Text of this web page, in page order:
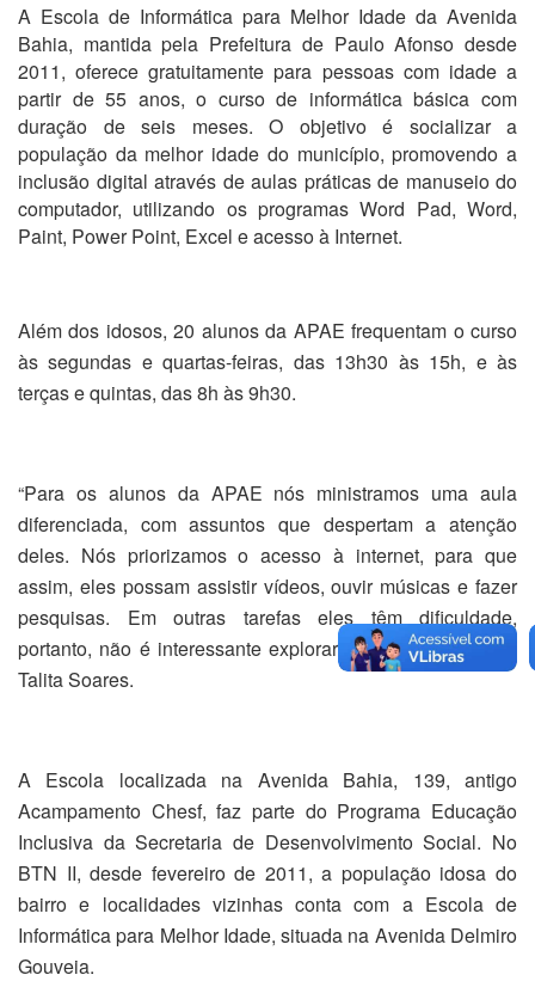
A Escola de Informática para Melhor Idade da Avenida
Bahia, mantida pela Prefeitura de Paulo Afonso desde
2011, oferece gratuitamente para pessoas com idade a
partir de 55 anos, o curso de informática básica com
duração de seis meses. O objetivo é socializar a
população da melhor idade do município, promovendo a
inclusão digital através de aulas práticas de manuseio do
computador, utilizando os programas Word Pad, Word,
Paint, Power Point, Excel e acesso à Internet.
Além dos idosos, 20 alunos da APAE frequentam o curso
às segundas e quartas-feiras, das 13h30 às 15h, e às
terças e quintas, das 8h às 9h30.
“Para os alunos da APAE nós ministramos uma aula
diferenciada, com assuntos que despertam a atenção
deles. Nós priorizamos o acesso à internet, para que
assim, eles possam assistir vídeos, ouvir músicas e fazer
pesquisas. Em outras tarefas eles têm dificuldade,
portanto, não é interessante explorar”, explica a monitora
Talita Soares.
A Escola localizada na Avenida Bahia, 139, antigo
Acampamento Chesf, faz parte do Programa Educação
Inclusiva da Secretaria de Desenvolvimento Social. No
BTN II, desde fevereiro de 2011, a população idosa do
bairro e localidades vizinhas conta com a Escola de
Informática para Melhor Idade, situada na Avenida Delmiro
Gouveia.